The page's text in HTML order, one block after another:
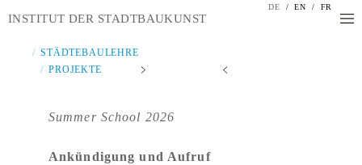
DE / EN / FR
INSTITUT DER STADTBAUKUNST
STÄDTEBAULEHRE
PROJEKTE
Summer School 2026
Ankündigung und Aufruf